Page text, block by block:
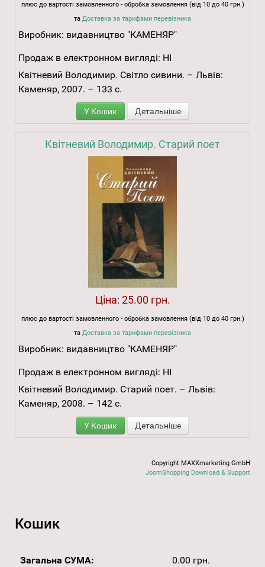
плюс до вартості замовленного - обробка замовлення (від 10 до 40 грн.)
та Доставка за тарифами перевізника
Виробник: видавництво "КАМЕНЯР"
Продаж в електронном вигляді: НІ
Квітневий Володимир. Світло сивини. – Львів:
Каменяр, 2007. – 133 с.
У Кошик Детальніше
Квітневий Володимир. Старий поет
Ціна: 25.00 грн.
плюс до вартості замовленного - обробка замовлення (від 10 до 40 грн.)
та Доставка за тарифами перевізника
Виробник: видавництво "КАМЕНЯР"
Продаж в електронном вигляді: НІ
Квітневий Володимир. Старий поет. – Львів:
Каменяр, 2008. – 142 с.
У Кошик Детальніше
Copyright MAXXmarketing GmbH
JoomShopping Download & Support
Кошик
Загальна СУМА: 0.00 грн.